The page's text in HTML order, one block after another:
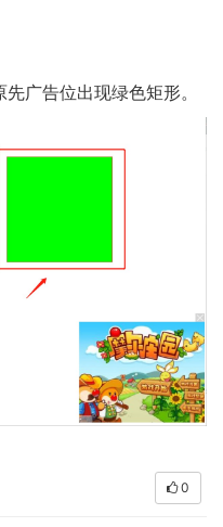
广告位出现绿色矩形。
0